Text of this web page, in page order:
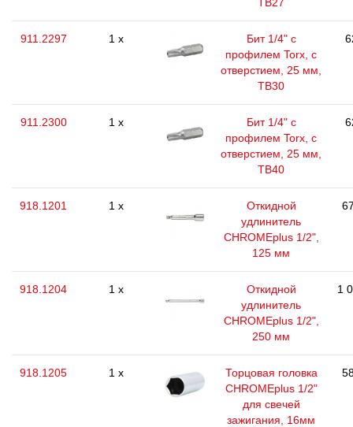
911.2297 1 x
Бит 1/4" с
профилем Torx, с
отверстием, 25 мм,
ТВ30
911.2300 1 x
Бит 1/4" с
профилем Torx, с
отверстием, 25 мм,
ТВ40
918.1201 1 x
Откидной
удлинитель
CHROMEplus 1/2",
125 мм
918.1204 1 x
Откидной
удлинитель
CHROMEplus 1/2",
250 мм
1
918.1205 1 x
Торцовая головка
CHROMEplus 1/2"
для свечей
зажигания, 16мм